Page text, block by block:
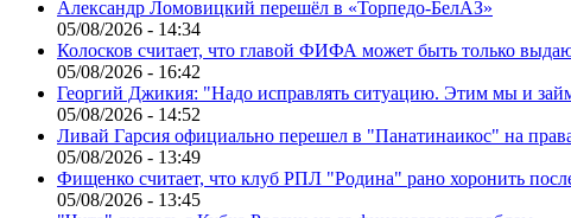
Александр Ломовицкий перешёл в «Торпедо-БелАЗ»
05/08/2026 - 14:34
Колосков считает, что главой ФИФА может быть только
05/08/2026 - 16:42
Георгий Джикия: "Надо исправлять ситуацию. Этим мы и
05/08/2026 - 14:52
Ливай Гарсия официально перешел в "Панатинаикос" на
05/08/2026 - 13:49
Фищенко считает, что клуб РПЛ "Родина" рано хоронить
05/08/2026 - 13:45